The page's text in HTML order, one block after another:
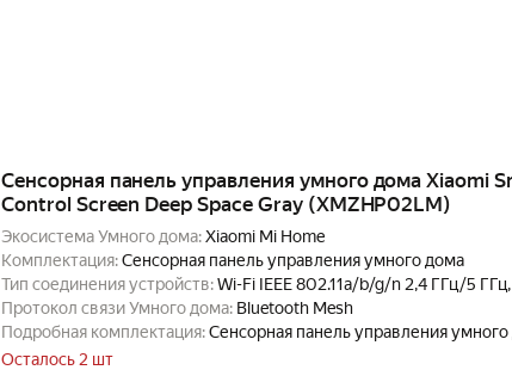
Сенсорная панель управления умного дома Xiaomi
Control Screen Deep Space Gray (XMZHP02LM)
Экосистема Умного дома:Xiaomi Mi Home
Комплектация:Сенсорная панель управления умного дома
Тип соединения устройств:Wi-Fi IEEE 802.11a/b/g/n 2,4 ГГц/5
Протокол связи Умного дома: Bluetooth Mesh
Подробная комплектация:Сенсорная панель управления
Осталось 2 шт